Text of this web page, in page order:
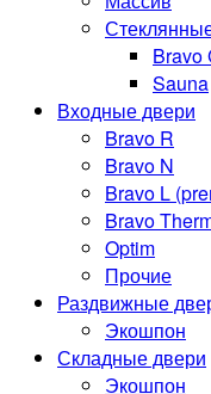
Bravo
Sauna
Входные двери
Bravo R
Bravo N
Bravo L
Bravo
Optim
Прочие
Раздвижные
Экошпон
Складные двери
Экошпон